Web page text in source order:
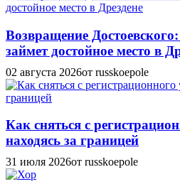
Возвращение
займет достойное место в
02 августа 2026от russkoepole
Как сняться с
находясь за границей
31 июля 2026от russkoepole